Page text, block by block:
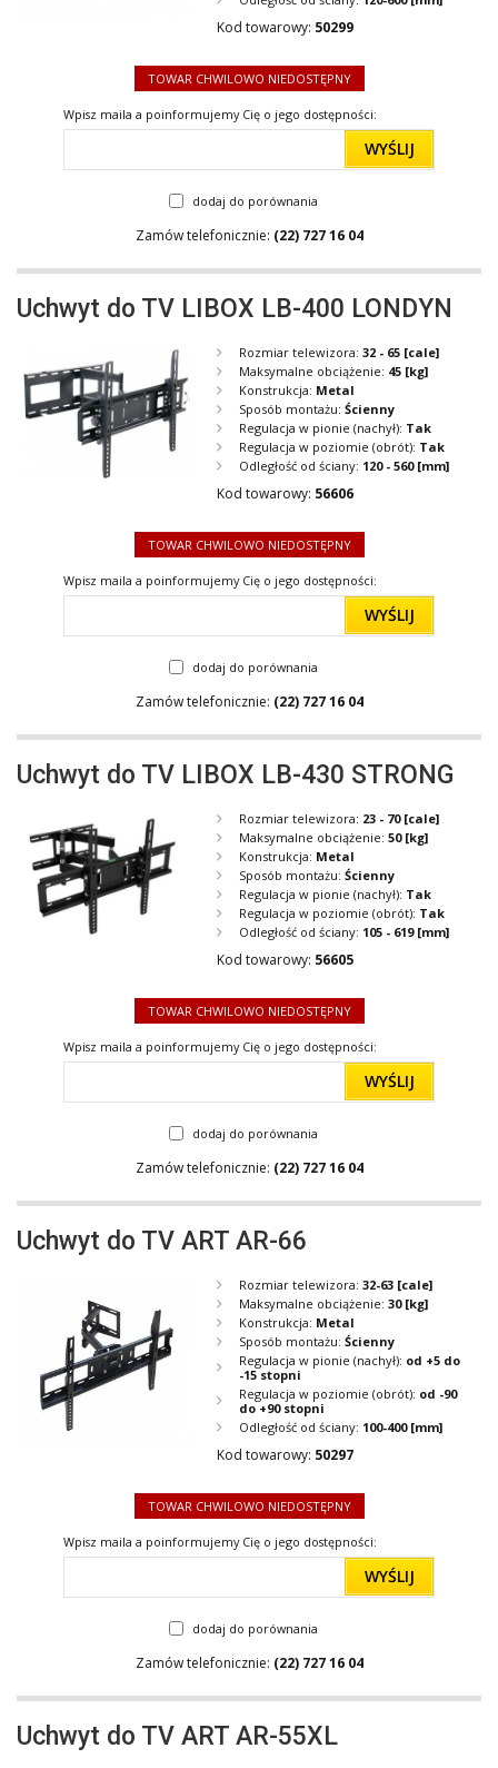
Kod towarowy: 50299
TOWAR CHWILOWO NIEDOSTĘPNY
Wpisz maila a poinformujemy Cię o jego dostępności:
WYŚLIJ
dodaj do porównania
Zamów telefonicznie: (22) 727 16 04
Uchwyt do TV LIBOX LB-400 LONDYN
Rozmiar telewizora: 32 - 65 [cale]
Maksymalne obciążenie: 45 [kg]
Konstrukcja: Metal
Sposób montażu: Ścienny
Regulacja w pionie (nachył): Tak
Regulacja w poziomie (obrót): Tak
Odległość od ściany: 120 - 560 [mm]
Kod towarowy: 56606
TOWAR CHWILOWO NIEDOSTĘPNY
Wpisz maila a poinformujemy Cię o jego dostępności:
WYŚLIJ
dodaj do porównania
Zamów telefonicznie: (22) 727 16 04
Uchwyt do TV LIBOX LB-430 STRONG
Rozmiar telewizora: 23 - 70 [cale]
Maksymalne obciążenie: 50 [kg]
Konstrukcja: Metal
Sposób montażu: Ścienny
Regulacja w pionie (nachył): Tak
Regulacja w poziomie (obrót): Tak
Odległość od ściany: 105 - 619 [mm]
Kod towarowy: 56605
TOWAR CHWILOWO NIEDOSTĘPNY
Wpisz maila a poinformujemy Cię o jego dostępności:
WYŚLIJ
dodaj do porównania
Zamów telefonicznie: (22) 727 16 04
Uchwyt do TV ART AR-66
Rozmiar telewizora: 32-63 [cale]
Maksymalne obciążenie: 30 [kg]
Konstrukcja: Metal
Sposób montażu: Ścienny
Regulacja w pionie (nachył): od +5 do
-15 stopni
Regulacja w poziomie (obrót): od -90
do +90 stopni
Odległość od ściany: 100-400 [mm]
Kod towarowy: 50297
TOWAR CHWILOWO NIEDOSTĘPNY
Wpisz maila a poinformujemy Cię o jego dostępności:
WYŚLIJ
dodaj do porównania
Zamów telefonicznie: (22) 727 16 04
Uchwyt do TV ART AR-55XL